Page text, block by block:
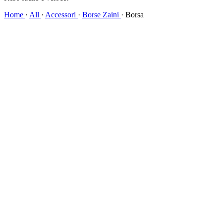
Home · All · Accessori · Borse Zaini · Borsa